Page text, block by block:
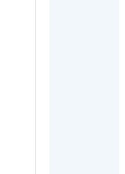
恵比寿に移転し
現場では様々な
技術面でのスキ